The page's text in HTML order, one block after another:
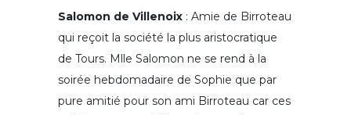
Salomon de Villenoix : Amie de Birroteau
qui reçoit la société la plus aristocratique
de Tours. Mlle Salomon ne se rend à la
soirée hebdomadaire de Sophie que par
pure amitié pour son ami Birroteau car ces